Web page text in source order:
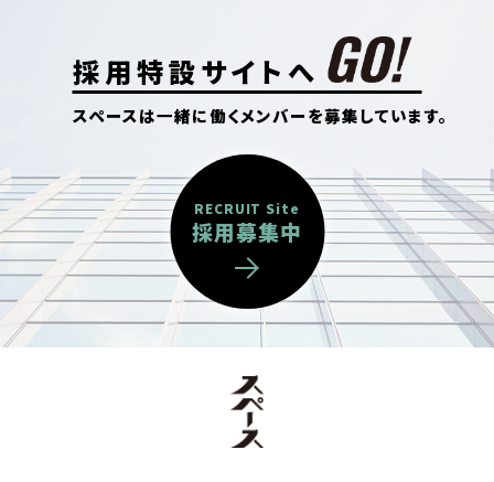
採用特設サイトへ
スペースは一緒に働くメンバーを募集しています。
RECRUIT Site
採用募集中